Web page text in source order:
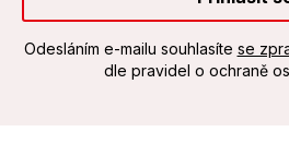
Odesláním e-mailu souhlasíte se
dle pravidel o ochraně